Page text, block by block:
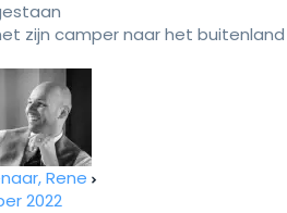
zijn camper naar het buitenland
Rene
2022